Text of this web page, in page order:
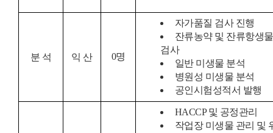
분 석 익 산 0명
자가품질 검사 진행
잔류농약 및 잔류항생
검사
일반 미생물 분석
병원성 미생물 분석
공인시험성적서 발행
HACCP 및 공정관리
작업장 미생물 관리 및